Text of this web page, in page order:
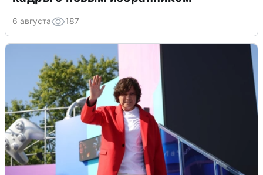
6 августа 187